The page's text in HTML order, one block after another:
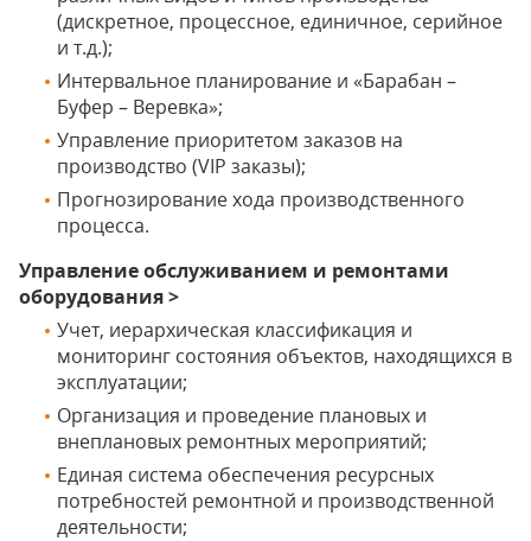
(дискретное, процессное, единичное, серийное
и т.д.);
Интервальное планирование и «Барабан –
Буфер – Веревка»;
Управление приоритетом заказов на
производство (VIP заказы);
Прогнозирование хода производственного
процесса.
Управление обслуживанием и ремонтами
оборудования >
Учет, иерархическая классификация и
мониторинг состояния объектов, находящихся в
эксплуатации;
Организация и проведение плановых и
внеплановых ремонтных мероприятий;
Единая система обеспечения ресурсных
потребностей ремонтной и производственной
деятельности;